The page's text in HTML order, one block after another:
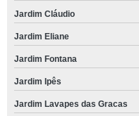
Jardim Cláudio
Jardim Eliane
Jardim Fontana
Jardim Ipês
Jardim Lavapes das Gracas